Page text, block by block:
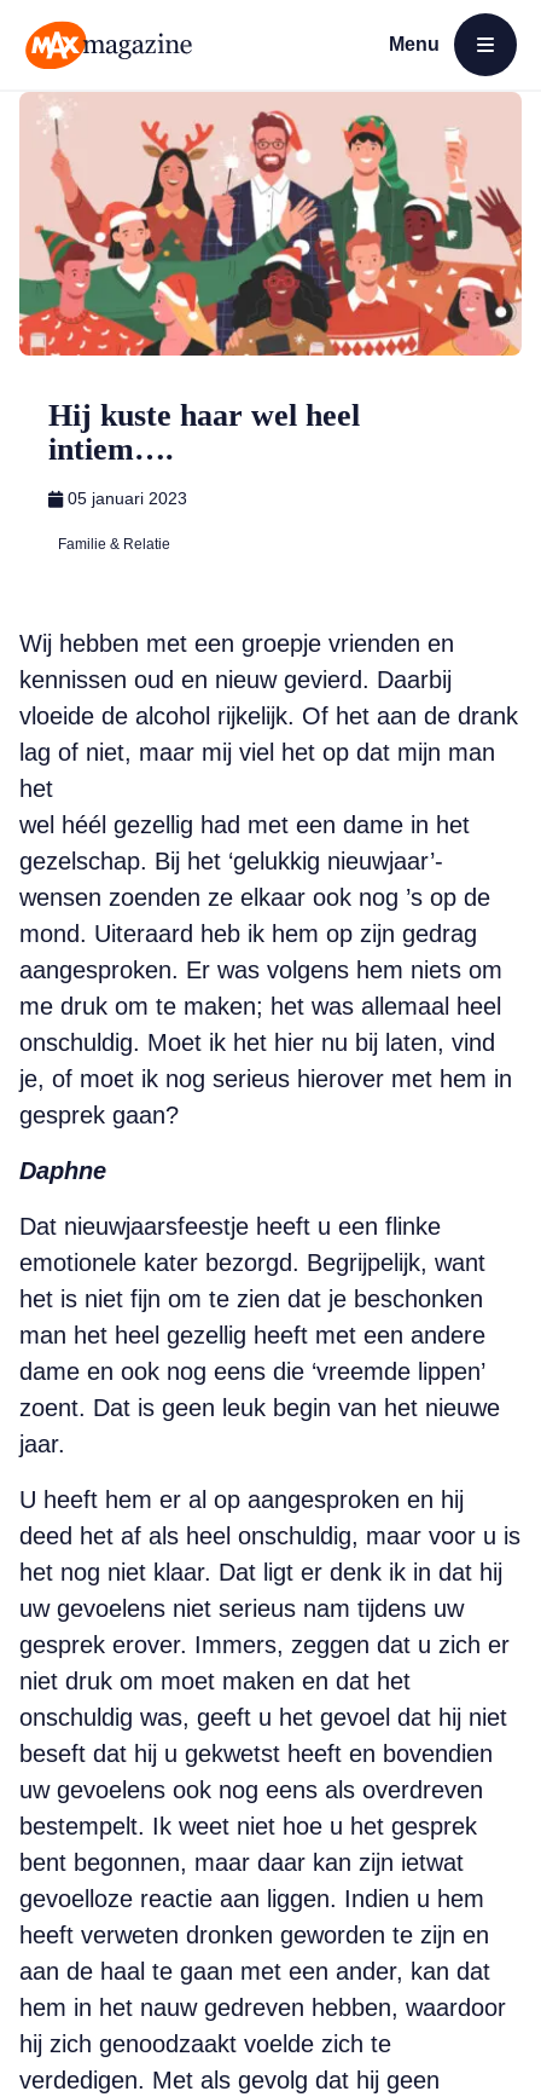
Menu
Open menu
Hij kuste haar wel heel
intiem….
05 januari 2023
Familie & Relatie
Wij hebben met een groepje vrienden en
kennissen oud en nieuw gevierd. Daarbij
vloeide de alcohol rijkelijk. Of het aan de drank
lag of niet, maar mij viel het op dat mijn man
het
wel héél gezellig had met een dame in het
gezelschap. Bij het ‘gelukkig nieuwjaar’-
wensen zoenden ze elkaar ook nog ’s op de
mond. Uiteraard heb ik hem op zijn gedrag
aangesproken. Er was volgens hem niets om
me druk om te maken; het was allemaal heel
onschuldig. Moet ik het hier nu bij laten, vind
je, of moet ik nog serieus hierover met hem in
gesprek gaan?
Daphne
Dat nieuwjaarsfeestje heeft u een flinke
emotionele kater bezorgd. Begrijpelijk, want
het is niet fijn om te zien dat je beschonken
man het heel gezellig heeft met een andere
dame en ook nog eens die ‘vreemde lippen’
zoent. Dat is geen leuk begin van het nieuwe
jaar.
U heeft hem er al op aangesproken en hij
deed het af als heel onschuldig, maar voor u is
het nog niet klaar. Dat ligt er denk ik in dat hij
uw gevoelens niet serieus nam tijdens uw
gesprek erover. Immers, zeggen dat u zich er
niet druk om moet maken en dat het
onschuldig was, geeft u het gevoel dat hij niet
beseft dat hij u gekwetst heeft en bovendien
uw gevoelens ook nog eens als overdreven
bestempelt. Ik weet niet hoe u het gesprek
bent begonnen, maar daar kan zijn ietwat
gevoelloze reactie aan liggen. Indien u hem
heeft verweten dronken geworden te zijn en
aan de haal te gaan met een ander, kan dat
hem in het nauw gedreven hebben, waardoor
hij zich genoodzaakt voelde zich te
verdedigen. Met als gevolg dat hij geen